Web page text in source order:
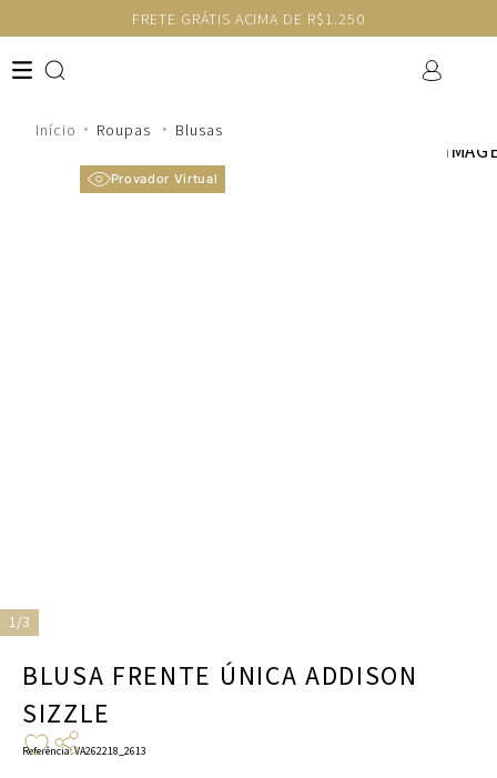
FRETE GRÁTIS ACIMA DE R$1.250
Roupas Blusas
Provador Virtual
1/3
BLUSA FRENTE ÚNICA ADDISON
SIZZLE
Referência:VA262218_2613